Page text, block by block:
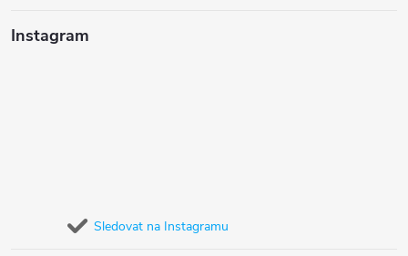
Instagram
Sledovat na Instagramu